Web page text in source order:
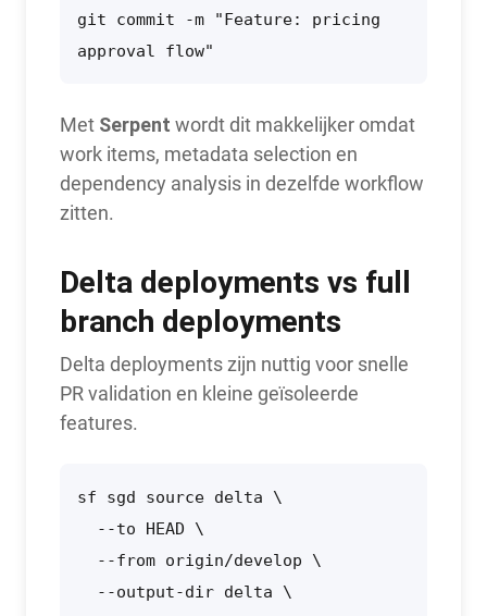
git commit -m "Feature: pricing
approval flow"
Met Serpent wordt dit makkelijker omdat
work items, metadata selection en
dependency analysis in dezelfde workflow
zitten.
Delta deployments vs full
branch deployments
Delta deployments zijn nuttig voor snelle
PR validation en kleine geïsoleerde
features.
sf sgd source delta \